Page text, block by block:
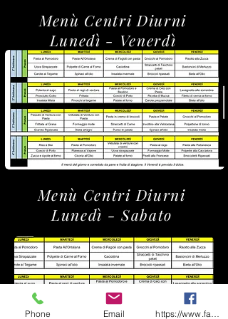
Menù Centri Diurni
Lunedì - Venerdì
Menù Centri Diurni
Lunedì - Sabato
Phone Email